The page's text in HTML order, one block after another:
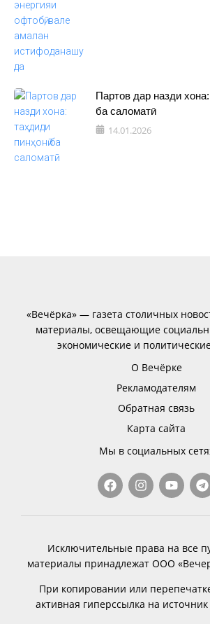
Партов дар назди
ба саломатӣ
14.01.2026
«Вечёрка» — газета столичных
материалы, освещающие
экономические и
О Вечёрке
Рекламодателям
Обратная связь
Карта сайта
Мы в социальных
Исключительные права на все
материалы принадлежат ООО
При копировании или
активная гиперссылка на источник